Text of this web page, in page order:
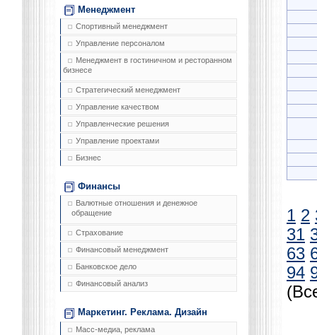
Менеджмент
Спортивный менеджмент
Управление персоналом
Менеджмент в гостиничном и ресторанном
бизнесе
Стратегический менеджмент
Управление качеством
Управленческие решения
Управление проектами
Бизнес
Финансы
Валютные отношения и денежное
обращение
Страхование
Финансовый менеджмент
Банковское дело
Финансовый анализ
Маркетинг. Реклама. Дизайн
Масс-медиа, реклама
1 2
31
63
94